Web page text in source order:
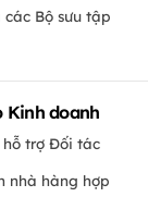
Bộ sưu tập
Kinh doanh
hỗ trợ Đối tác
nhà hàng hợp